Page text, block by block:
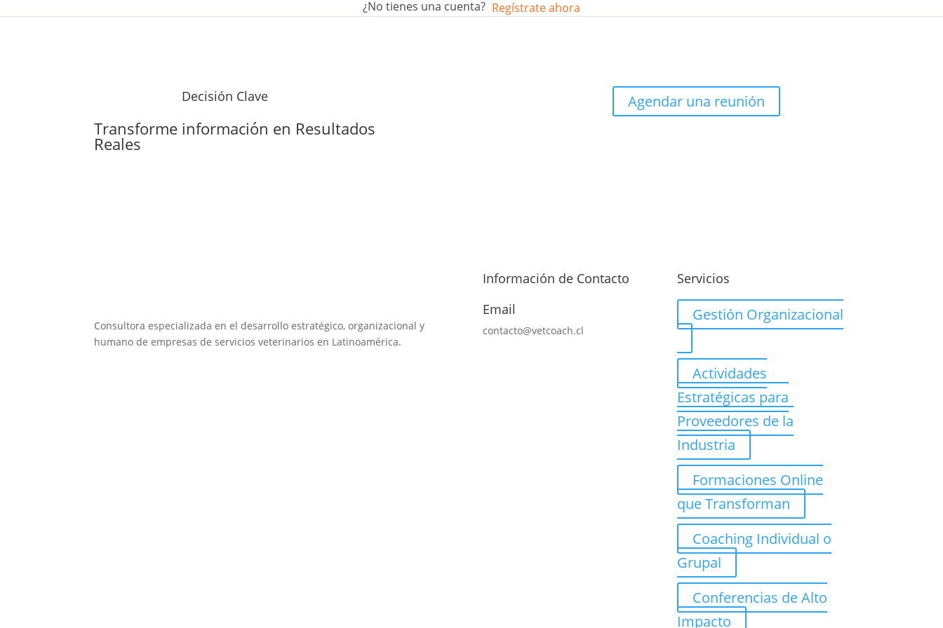
¿No tienes una cuenta? Regístrate ahora
Decisión Clave
Transforme información en Resultados
Reales
Agendar una reunión
Consultora especializada en el desarrollo estratégico, organizacional y
humano de empresas de servicios veterinarios en Latinoamérica.
Información de Contacto
Email
contacto@vetcoach.cl
Servicios
Gestión Organizacional
Actividades
Estratégicas para
Proveedores de la
Industria
Formaciones Online
que Transforman
Coaching Individual o
Grupal
Conferencias de Alto
Impacto